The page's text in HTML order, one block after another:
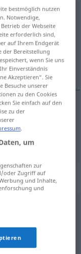
antippen)
ødelegge
bestmöglich nutzen
Notwendige,
der Webseite
erforderlich sind,
auf Ihrem Endgerät
der Bereitstellung
wenn Sie uns
Einverständnis
Akzeptieren“. Sie
Besuche unserer
zu den Cookies
Sie einfach auf den
zu der
.
um
zur
oder Zugriff auf
und Inhalte,
und